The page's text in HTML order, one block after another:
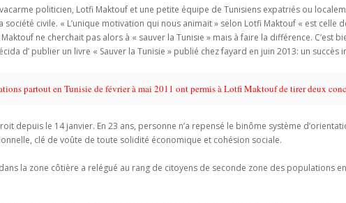
politicien, Lotfi Maktouf et une petite équipe de Tunisiens expatriés ou
civile. « L’unique motivation qui nous animait » selon Lotfi Maktouf « est
ne cherchait pas alors à « sauver la Tunisie » mais à faire la différence. C’est
d’ publier un livre « Sauver la Tunisie » publié chez fayard en juin 2013: un succès
partout en Tunisie de février à mai 2011 ont permis à Lotfi Maktouf de tirer deux
depuis le 14 janvier. En 23 ans, personne n’a repensé le binôme système
clé de voûte de toute solidité économique et cohésion sociale.
la zone côtière a relégué au rang de citoyens de seconde zone des populations